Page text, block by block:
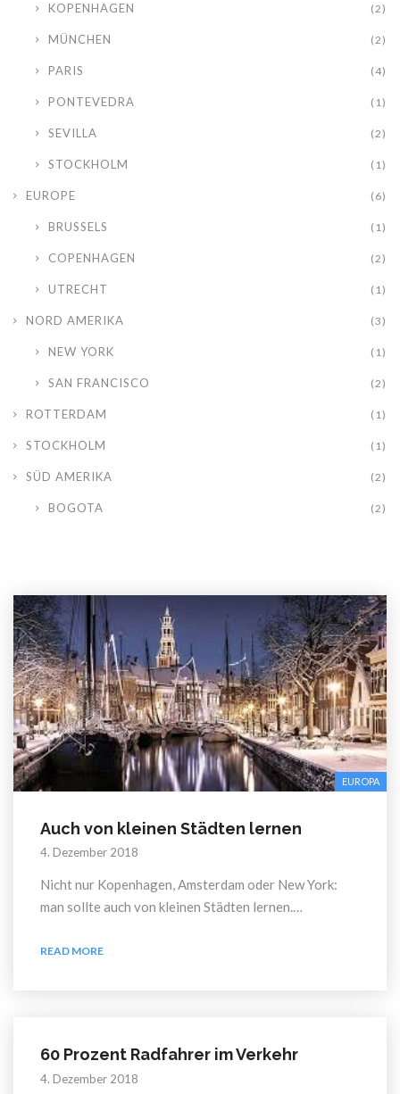
KOPENHAGEN (2)
MÜNCHEN (2)
PARIS (4)
PONTEVEDRA (1)
SEVILLA (2)
STOCKHOLM (1)
EUROPE (6)
BRUSSELS (1)
COPENHAGEN (2)
UTRECHT (1)
NORD AMERIKA (3)
NEW YORK (1)
SAN FRANCISCO (2)
ROTTERDAM (1)
STOCKHOLM (1)
SÜD AMERIKA (2)
BOGOTA (2)
EUROPA
Auch von kleinen Städten lernen
4. Dezember 2018
Nicht nur Kopenhagen, Amsterdam oder New York:
man sollte auch von kleinen Städten lernen.…
READ MORE
60 Prozent Radfahrer im Verkehr
4. Dezember 2018